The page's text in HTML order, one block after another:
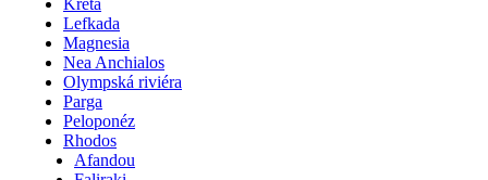
Kréta
Lefkada
Magnesia
Nea Anchialos
Olympská riviéra
Parga
Peloponéz
Rhodos
Afandou